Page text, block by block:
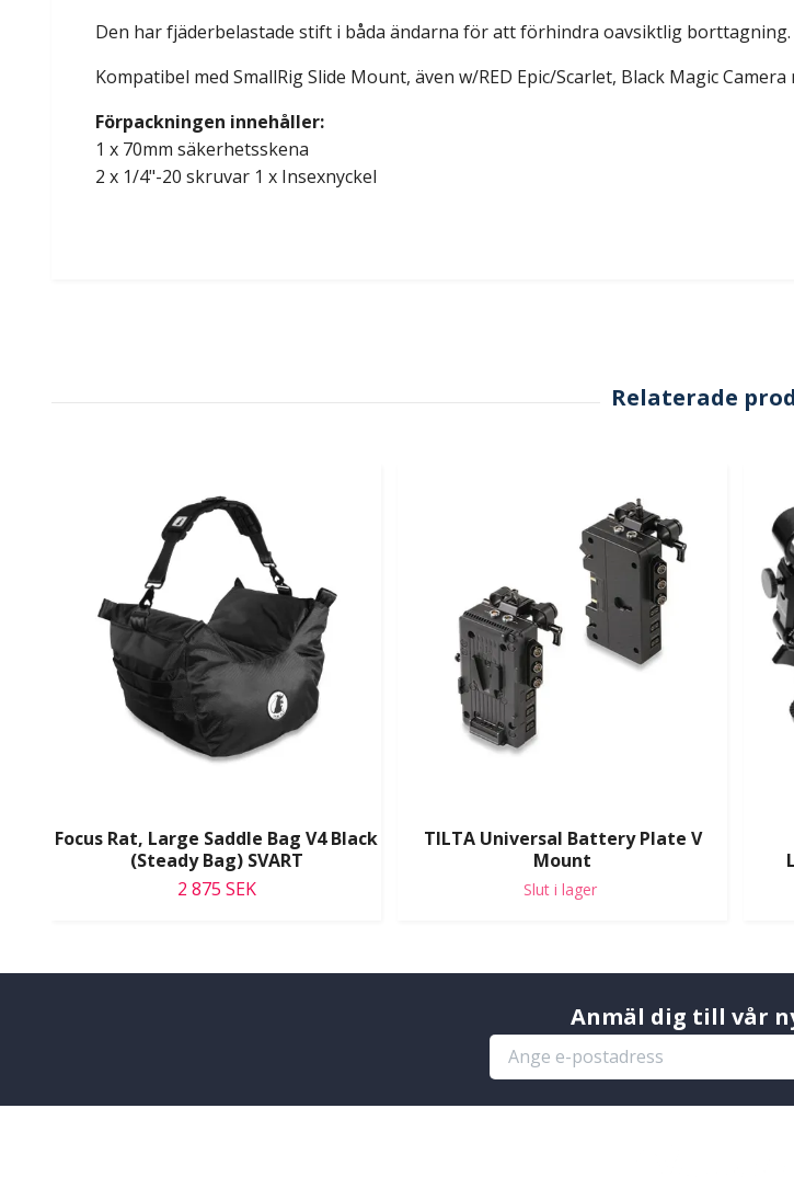
Den har fjäderbelastade stift i båda ändarna för att förhindra oavsiktlig borttagning.
Kompatibel med SmallRig Slide Mount, även w/RED Epic/Scarlet, Black Magic
Förpackningen innehåller:
1 x 70mm säkerhetsskena
2 x 1/4"-20 skruvar 1 x Insexnyckel
Focus Rat, Large Saddle Bag V4 Black
(Steady Bag) SVART
2 875 SEK
TILTA Universal Battery Plate V
Mount
Slut i lager
Anmäl dig till vår